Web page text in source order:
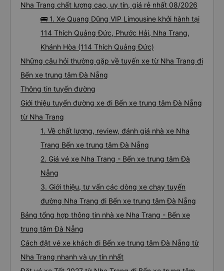
Nha Trang chất lượng cao, uy tín, giá rẻ nhất 08/2026
🚌 1. Xe Quang Dũng VIP Limousine khởi hành tại
114 Thích Quảng Đức, Phước Hải, Nha Trang,
Khánh Hòa (114 Thích Quảng Đức)
Những câu hỏi thường gặp về tuyến xe từ Nha Trang đi
Bến xe trung tâm Đà Nẵng
Thông tin tuyến đường
Giới thiệu tuyến đường xe đi Bến xe trung tâm Đà Nẵng
từ Nha Trang
1. Về chất lượng, review, đánh giá nhà xe Nha
Trang Bến xe trung tâm Đà Nẵng
2. Giá vé xe Nha Trang - Bến xe trung tâm Đà
Nẵng
3. Giới thiệu, tư vấn các dòng xe chạy tuyến
đường Nha Trang đi Bến xe trung tâm Đà Nẵng
Bảng tổng hợp thông tin nhà xe Nha Trang - Bến xe
trung tâm Đà Nẵng
Cách đặt vé xe khách đi Bến xe trung tâm Đà Nẵng từ
Nha Trang nhanh và uy tín nhất